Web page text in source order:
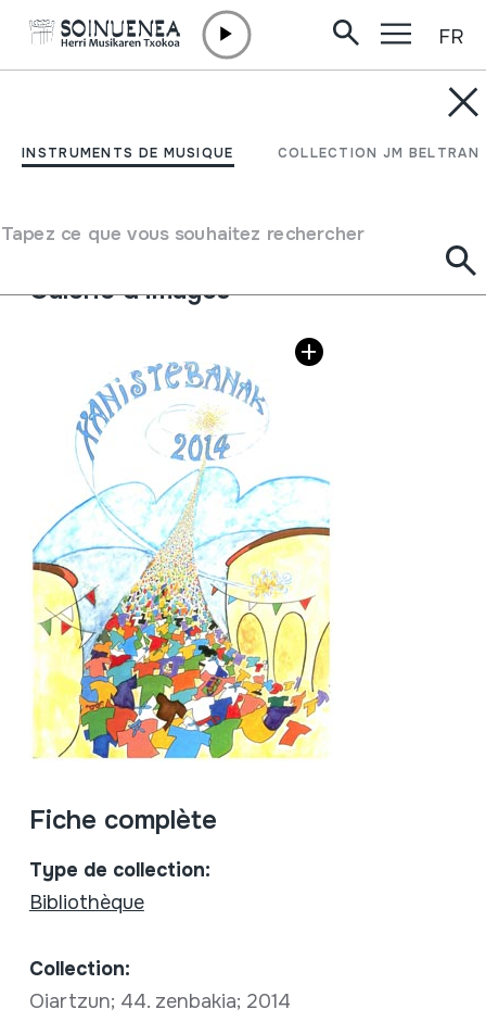
INSTRUMENTS DE MUSIQUE COLLECTION JM BELTRAN
Tapez ce que vous souhaitez rechercher
FR
Xanistebanak 2014;
Auteur Ezberdinak
Galerie d'images
Fiche complète
Type de collection:
Bibliothèque
Collection:
Oiartzun; 44. zenbakia; 2014